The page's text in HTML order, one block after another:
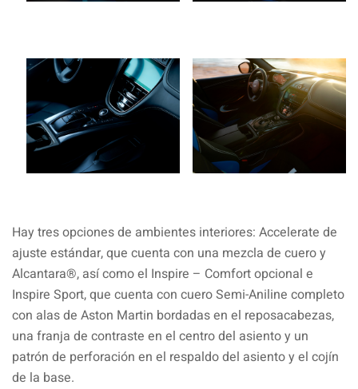
Hay tres opciones de ambientes interiores: Accelerate de
ajuste estándar, que cuenta con una mezcla de cuero y
Alcantara®, así como el Inspire – Comfort opcional e
Inspire Sport, que cuenta con cuero Semi-Aniline completo
con alas de Aston Martin bordadas en el reposacabezas,
una franja de contraste en el centro del asiento y un
patrón de perforación en el respaldo del asiento y el cojín
de la base.